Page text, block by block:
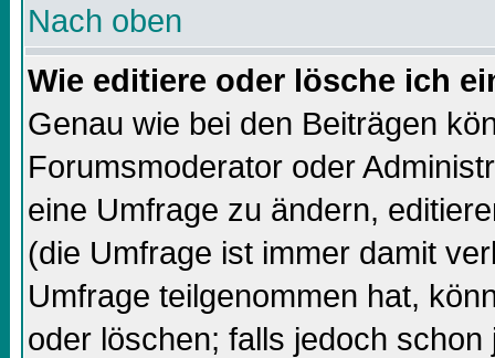
Nach oben
Wie editiere oder lösche ich
Genau wie bei den Beiträgen
Forumsmoderator oder
eine Umfrage zu ändern,
(die Umfrage ist immer damit
Umfrage teilgenommen hat,
oder löschen; falls jedoch